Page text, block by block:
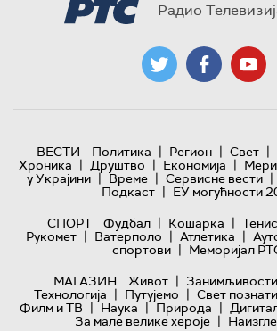
Радио
ВЕСТИ Политика | Регион | Свет |
Хроника | Друштво | Економија |
у Украјини | Време | Сервисне вести |
Подкаст | ЕУ могућности
СПОРТ
Фудбал | Кошарка | Тенис
Рукомет | Ватерполо | Атлетика |
спортови | Меморијал
МАГАЗИН
Живот | Занимљивости
Технологијa | Путујемо | Свет
Филм и ТВ | Наука | Природа |
За мале велике хероје |